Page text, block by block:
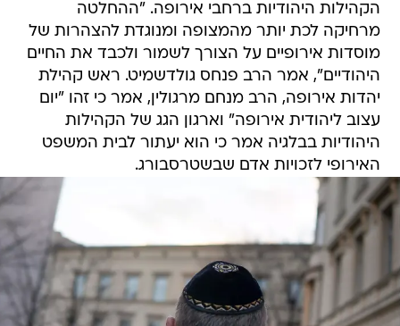
הקהילות היהודיות ברחבי אירופה. "ההחלטה
מרחיקה לכת יותר מהמצופה ומנוגדת להצהרות של
מוסדות אירופיים על הצורך לשמור ולכבד את החיים
היהודיים", אמר הרב פנחס גולדשמיט. ראש קהילת
יהדות אירופה, הרב מנחם מרגולין, אמר כי זהו "יום
עצוב ליהודית אירופה" וארגון הגג של הקהילות
היהודיות בבלגיה אמר כי הוא יעתור לבית המשפט
האירופי לזכויות אדם שבשטרסבורג.